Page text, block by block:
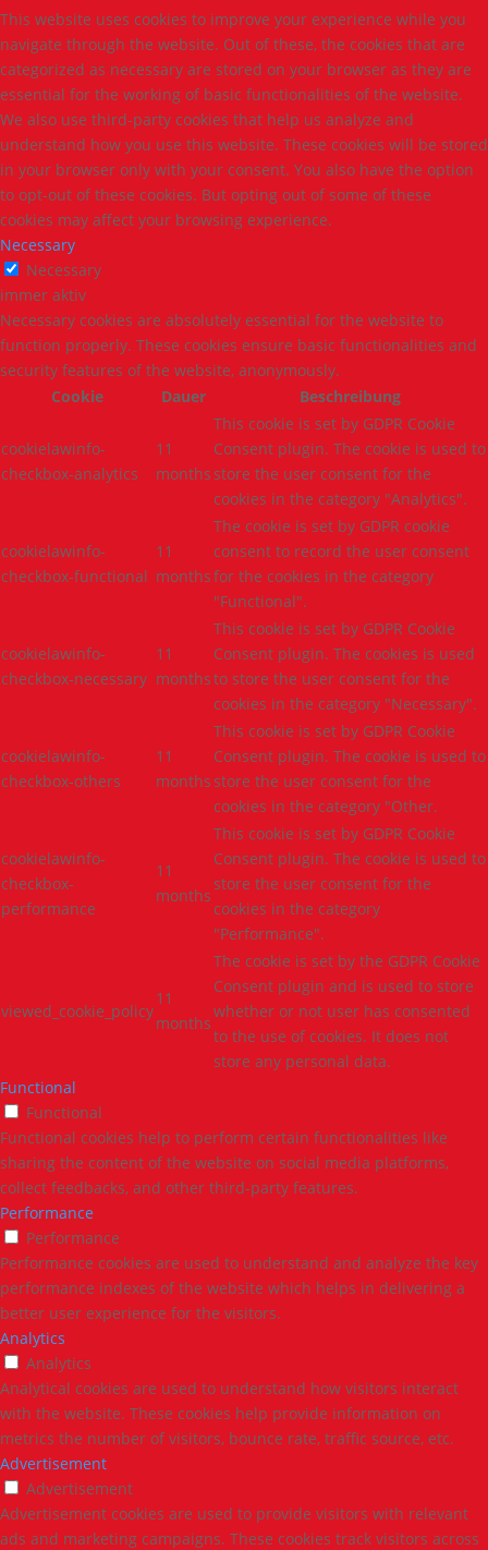
This website uses cookies to improve your experience while you
navigate through the website. Out of these, the cookies that are
categorized as necessary are stored on your browser as they are
essential for the working of basic functionalities of the website.
We also use third-party cookies that help us analyze and
understand how you use this website. These cookies will be stored
in your browser only with your consent. You also have the option
to opt-out of these cookies. But opting out of some of these
cookies may affect your browsing experience.
Necessary
Necessary
immer aktiv
Necessary cookies are absolutely essential for the website to
function properly. These cookies ensure basic functionalities and
security features of the website, anonymously.
Cookie
Dauer Beschreibung
cookielawinfo-
checkbox-analytics
11
months
This cookie is set by GDPR Cookie
Consent plugin. The cookie is used to
store the user consent for the
cookies in the category "Analytics".
cookielawinfo-
checkbox-functional
11
months
The cookie is set by GDPR cookie
consent to record the user consent
for the cookies in the category
"Functional".
cookielawinfo-
checkbox-necessary
11
months
This cookie is set by GDPR Cookie
Consent plugin. The cookies is used
to store the user consent for the
cookies in the category "Necessary".
cookielawinfo-
checkbox-others
11
months
This cookie is set by GDPR Cookie
Consent plugin. The cookie is used to
store the user consent for the
cookies in the category "Other.
cookielawinfo-
checkbox-
performance
11
months
This cookie is set by GDPR Cookie
Consent plugin. The cookie is used to
store the user consent for the
cookies in the category
"Performance".
viewed_cookie_policy
11
months
The cookie is set by the GDPR Cookie
Consent plugin and is used to store
whether or not user has consented
to the use of cookies. It does not
store any personal data.
Functional
Functional
Functional cookies help to perform certain functionalities like
sharing the content of the website on social media platforms,
collect feedbacks, and other third-party features.
Performance
Performance
Performance cookies are used to understand and analyze the key
performance indexes of the website which helps in delivering a
better user experience for the visitors.
Analytics
Analytics
Analytical cookies are used to understand how visitors interact
with the website. These cookies help provide information on
metrics the number of visitors, bounce rate, traffic source, etc.
Advertisement
Advertisement
Advertisement cookies are used to provide visitors with relevant
ads and marketing campaigns. These cookies track visitors across